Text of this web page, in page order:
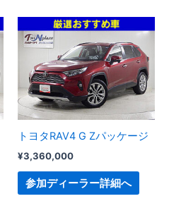
トヨタRAV4 G Zパッケージ
¥3,360,000
参加ディーラー詳細へ